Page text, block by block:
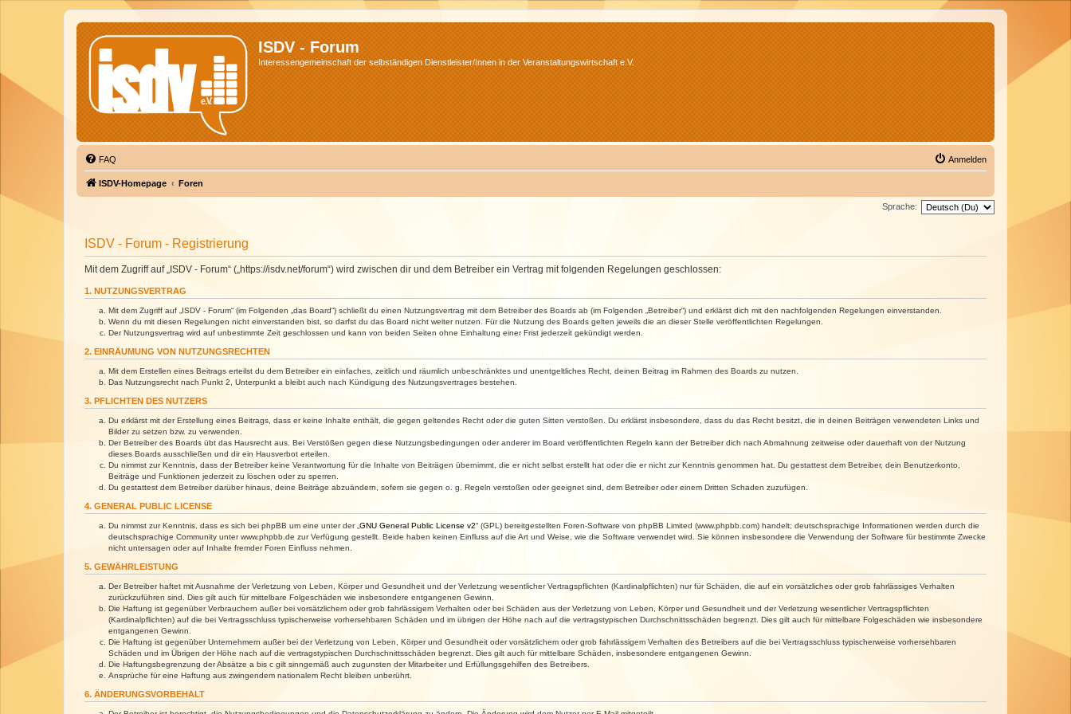
ISDV - Forum
Interessengemeinschaft der selbständigen Dienstleister/Innen in der Veranstaltungswirtschaft e.V.
FAQ Anmelden
ISDV-Homepage Foren
Sprache:
ISDV - Forum - Registrierung
Mit dem Zugriff auf „ISDV - Forum“ („https://isdv.net/forum“) wird zwischen dir und dem Betreiber ein Vertrag mit folgenden Regelungen geschlossen:
1. NUTZUNGSVERTRAG
Mit dem Zugriff auf „ISDV - Forum“ (im Folgenden „das Board“) schließt du einen Nutzungsvertrag mit dem Betreiber des Boards ab (im Folgenden „Betreiber“) und erklärst dich mit den nachfolgenden Regelungen einverstanden.
Wenn du mit diesen Regelungen nicht einverstanden bist, so darfst du das Board nicht weiter nutzen. Für die Nutzung des Boards gelten jeweils die an dieser Stelle veröffentlichten Regelungen.
Der Nutzungsvertrag wird auf unbestimmte Zeit geschlossen und kann von beiden Seiten ohne Einhaltung einer Frist jederzeit gekündigt werden.
2. EINRÄUMUNG VON NUTZUNGSRECHTEN
Mit dem Erstellen eines Beitrags erteilst du dem Betreiber ein einfaches, zeitlich und räumlich unbeschränktes und unentgeltliches Recht, deinen Beitrag im Rahmen des Boards zu nutzen.
Das Nutzungsrecht nach Punkt 2, Unterpunkt a bleibt auch nach Kündigung des Nutzungsvertrages bestehen.
3. PFLICHTEN DES NUTZERS
Du erklärst mit der Erstellung eines Beitrags, dass er keine Inhalte enthält, die gegen geltendes Recht oder die guten Sitten verstoßen. Du erklärst insbesondere, dass du das Recht besitzt, die in deinen Beiträgen verwendeten Links und
Bilder zu setzen bzw. zu verwenden.
Der Betreiber des Boards übt das Hausrecht aus. Bei Verstößen gegen diese Nutzungsbedingungen oder anderer im Board veröffentlichten Regeln kann der Betreiber dich nach Abmahnung zeitweise oder dauerhaft von der Nutzung
dieses Boards ausschließen und dir ein Hausverbot erteilen.
Du nimmst zur Kenntnis, dass der Betreiber keine Verantwortung für die Inhalte von Beiträgen übernimmt, die er nicht selbst erstellt hat oder die er nicht zur Kenntnis genommen hat. Du gestattest dem Betreiber, dein Benutzerkonto,
Beiträge und Funktionen jederzeit zu löschen oder zu sperren.
Du gestattest dem Betreiber darüber hinaus, deine Beiträge abzuändern, sofern sie gegen o. g. Regeln verstoßen oder geeignet sind, dem Betreiber oder einem Dritten Schaden zuzufügen.
4. GENERAL PUBLIC LICENSE
Du nimmst zur Kenntnis, dass es sich bei phpBB um eine unter der „ GNU General Public License v2“ (GPL) bereitgestellten Foren-Software von phpBB Limited (www.phpbb.com) handelt; deutschsprachige Informationen werden durch die
deutschsprachige Community unter www.phpbb.de zur Verfügung gestellt. Beide haben keinen Einfluss auf die Art und Weise, wie die Software verwendet wird. Sie können insbesondere die Verwendung der Software für bestimmte Zwecke
nicht untersagen oder auf Inhalte fremder Foren Einfluss nehmen.
5. GEWÄHRLEISTUNG
Der Betreiber haftet mit Ausnahme der Verletzung von Leben, Körper und Gesundheit und der Verletzung wesentlicher Vertragspflichten (Kardinalpflichten) nur für Schäden, die auf ein vorsätzliches oder grob fahrlässiges Verhalten
zurückzuführen sind. Dies gilt auch für mittelbare Folgeschäden wie insbesondere entgangenen Gewinn.
Die Haftung ist gegenüber Verbrauchern außer bei vorsätzlichem oder grob fahrlässigem Verhalten oder bei Schäden aus der Verletzung von Leben, Körper und Gesundheit und der Verletzung wesentlicher Vertragspflichten
(Kardinalpflichten) auf die bei Vertragsschluss typischerweise vorhersehbaren Schäden und im übrigen der Höhe nach auf die vertragstypischen Durchschnittsschäden begrenzt. Dies gilt auch für mittelbare Folgeschäden wie insbesondere
entgangenen Gewinn.
Die Haftung ist gegenüber Unternehmern außer bei der Verletzung von Leben, Körper und Gesundheit oder vorsätzlichem oder grob fahrlässigem Verhalten des Betreibers auf die bei Vertragsschluss typischerweise vorhersehbaren
Schäden und im Übrigen der Höhe nach auf die vertragstypischen Durchschnittsschäden begrenzt. Dies gilt auch für mittelbare Schäden, insbesondere entgangenen Gewinn.
Die Haftungsbegrenzung der Absätze a bis c gilt sinngemäß auch zugunsten der Mitarbeiter und Erfüllungsgehilfen des Betreibers.
Ansprüche für eine Haftung aus zwingendem nationalem Recht bleiben unberührt.
6. ÄNDERUNGSVORBEHALT